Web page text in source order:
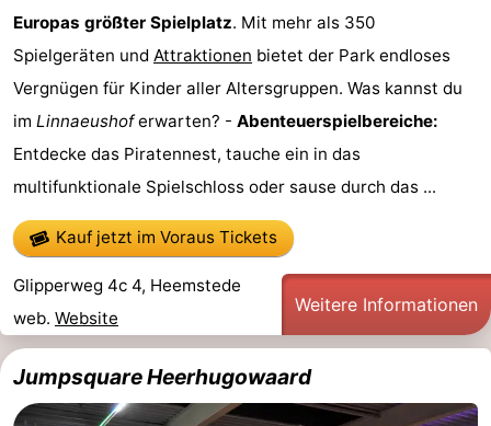
Europas größter Spielplatz. Mit mehr als 350
Spielgeräten und Attraktionen bietet der Park endloses
Vergnügen für Kinder aller Altersgruppen. Was kannst du
im Linnaeushoferwarten? - Abenteuerspielbereiche:
Entdecke das Piratennest, tauche ein in das
multifunktionale Spielschloss oder sause durch das ...
Kauf jetzt im Voraus Tickets
Glipperweg 4c 4, Heemstede
web. Website
Weitere Informationen
Jumpsquare Heerhugowaard